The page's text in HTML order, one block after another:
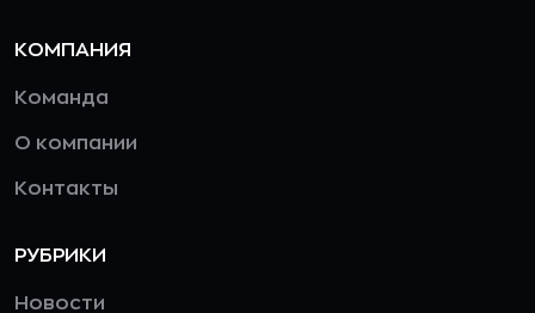
КОМПАНИЯ
Команда
О компании
Контакты
РУБРИКИ
Новости